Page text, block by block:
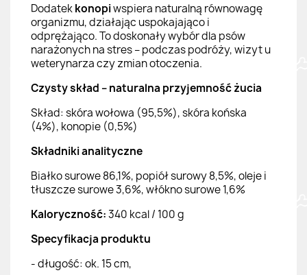
Dodatekkonopiwspiera naturalną równowagę
organizmu, działając uspokajająco i
odprężająco. To doskonały wybór dla psów
narażonych na stres – podczas podróży, wizyt u
weterynarza czy zmian otoczenia.
Czysty skład – naturalna przyjemność żucia
Skład: skóra wołowa (95,5%), skóra końska
(4%), konopie (0,5%)
Składniki analityczne
Białko surowe 86,1%, popiół surowy 8,5%, oleje i
tłuszcze surowe 3,6%, włókno surowe 1,6%
Kaloryczność:340 kcal / 100 g
Specyfikacja produktu
- długość: ok. 15 cm,